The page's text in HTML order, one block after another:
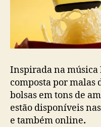
Inspirada na música
composta por malas
bolsas em tons de
estão disponíveis
e também online.